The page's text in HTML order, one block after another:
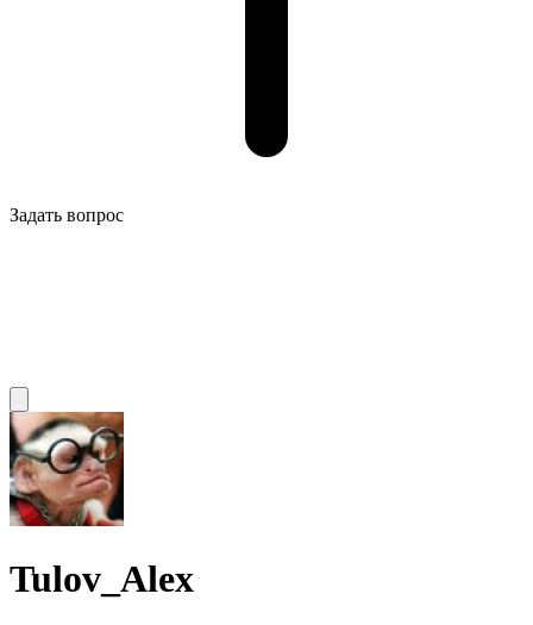
Задать вопрос
Tulov_Alex